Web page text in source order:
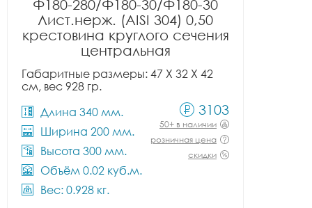
Ф180-280/Ф180-30/Ф180-30
Лист.нерж. (AISI 304) 0,50
крестовина круглого сечения
центральная
Габаритные размеры: 47 X 32 X 42
см, вес 928 гр.
Длина 340 мм.
Ширина 200 мм.
Высота 300 мм.
Объём 0.02 куб.м.
Вес: 0.928 кг.
3103
50+ в наличии
розничная цена
скидки